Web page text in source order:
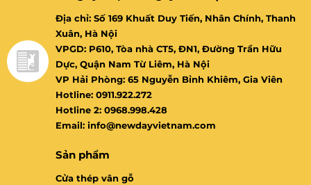
Địa chỉ: Số 169 Khuất Duy Tiến, Nhân Chính, Thanh
Xuân, Hà Nội
VPGD: P610, Tòa nhà CT5, ĐN1, Đường Trần Hữu
Dực, Quận Nam Từ Liêm, Hà Nội
VP Hải Phòng: 65 Nguyễn Bỉnh Khiêm, Gia Viên
Hotline: 0911.922.272
Hotline 2: 0968.998.428
Email: info@newdayvietnam.com
Sản phẩm
Cửa thép vân gỗ